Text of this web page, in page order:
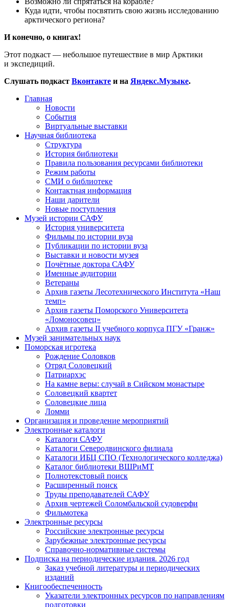
Куда идти, чтобы посвятить свою жизнь исследованию
арктического региона?
И конечно, о книгах!
Этот подкаст — небольшое путешествие в мир Арктики
и экспедиций.
Слушать подкаст Вконтакте и на Яндекс.Музыке.
Главная
Новости
События
Виртуальные выставки
Научная библиотека
Структура
История библиотеки
Правила пользования ресурсами библиотеки
Режим работы
СМИ о библиотеке
Контактная информация
Наши дарители
Новые поступления
Музей истории САФУ
История университета
Фильмы по истории вуза
Публикации по истории вуза
Выставки и новости музея
Почётные доктора САФУ
Именные аудитории
Ветераны
Архив газеты Лесотехнического Института «Наш
темп»
Архив газеты Поморского Университета
«Ломоносовец»
Архив газеты II учебного корпуса ПГУ «Гранж»
Музей занимательных наук
Поморская игротека
Рождение Соловков
Отряд Соловецкий
Патриархэс
На камне веры: случай в Сийском монастыре
Соловецкий квартет
Соловецкие лица
Ломми
Организация и проведение мероприятий
Электронные каталоги
Каталоги САФУ
Каталоги Северодвинского филиала
Каталоги ИБЦ СПО (Технологического колледжа)
Каталог библиотеки ВШРиМТ
Полнотекстовый поиск
Расширенный поиск
Труды преподавателей САФУ
Архив чертежей Соломбальской судоверфи
Фильмотека
Электронные ресурсы
Российские электронные ресурсы
Зарубежные электронные ресурсы
Справочно-нормативные системы
Подписка на периодические издания. 2026 год
Заказ учебной литературы и периодических
изданий
Книгообеспеченность
Указатели электронных ресурсов по направлениям
подготовки